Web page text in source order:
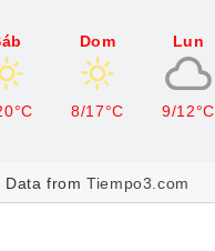
Dom
8/17°C
Lun
9/12°C
Data fromTiempo3.com